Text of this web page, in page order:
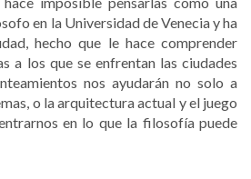
en la Universidad de Venecia y ha
hecho que le hace comprender
a los que se enfrentan las ciudades
nos ayudarán no solo a
o la arquitectura actual y el juego
en lo que la filosofía puede